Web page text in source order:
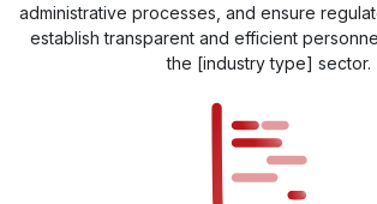
administrative processes, and ensure
establish transparent and efficient
the [industry type] sector.